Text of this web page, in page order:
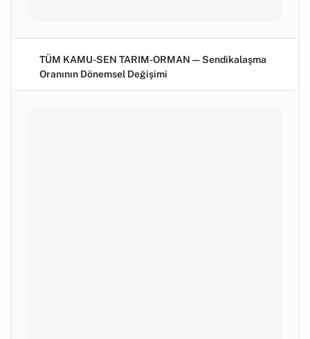
TÜM KAMU-SEN TARIM-ORMAN — Sendikalaşma
Oranının Dönemsel Değişimi